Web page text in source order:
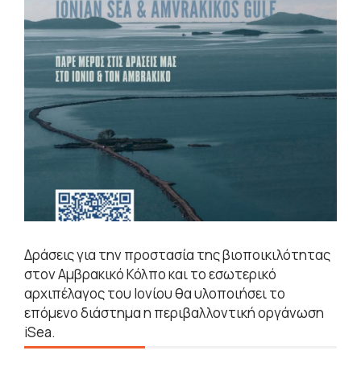
Δράσεις για την προστασία της βιοποικιλότητας
στον Αμβρακικό Κόλπο και το εσωτερικό
αρχιπέλαγος του Ιονίου θα υλοποιήσει το
επόμενο διάστημα η περιβαλλοντική οργάνωση
iSea.